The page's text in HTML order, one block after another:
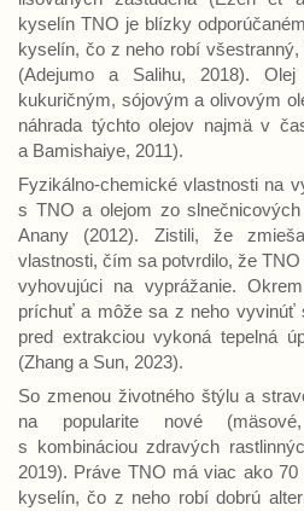
kyselín TNO je blízky
kyselín, čo z neho robí
(Adejumo a Salihu, 2018).
kukuričným, sójovým a olivovým
náhrada týchto olejov najmä v
a Bamishaiye, 2011).
Fyzikálno-chemické vlastnosti na
s TNO a olejom zo
Anany (2012). Zistili, že
vlastnosti, čím sa potvrdilo, že
vyhovujúci na vyprážanie.
príchuť a môže sa z neho vyvinúť
pred extrakciou vykoná tepelná
(Zhang a Sun, 2023).
So zmenou životného štýlu a
na popularite nové
s kombináciou zdravých
2019). Práve TNO má viac ako
kyselín, čo z neho robí dobrú